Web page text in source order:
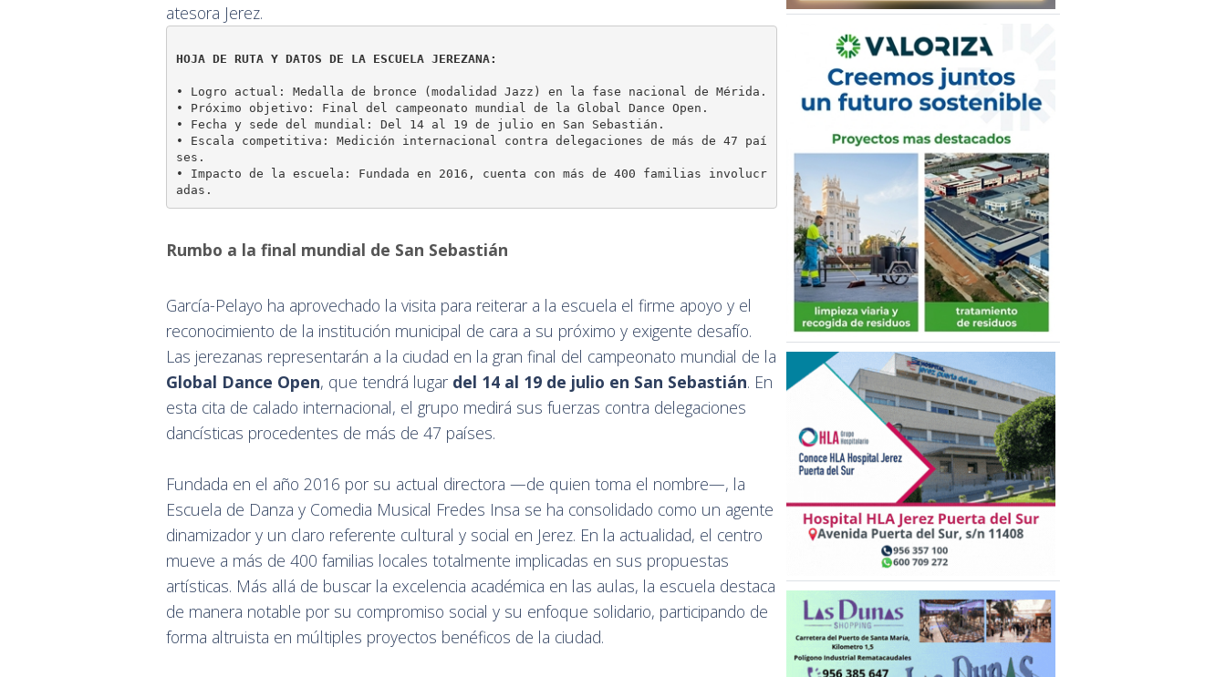
atesora Jerez.
HOJA DE RUTA Y DATOS DE LA ESCUELA JEREZANA:
• Logro actual: Medalla de bronce (modalidad Jazz) en la fase nacional de Mérida.
• Próximo objetivo: Final del campeonato mundial de la Global Dance Open.
• Fecha y sede del mundial: Del 14 al 19 de julio en San Sebastián.
• Escala competitiva: Medición internacional contra delegaciones de más de 47 paí
ses.
• Impacto de la escuela: Fundada en 2016, cuenta con más de 400 familias involucr
Rumbo a la final mundial de San Sebastián
García-Pelayo ha aprovechado la visita para reiterar a la escuela el firme apoyo y el
reconocimiento de la institución municipal de cara a su próximo y exigente desafío.
Las jerezanas representarán a la ciudad en la gran final del campeonato mundial de la
Global Dance Open, que tendrá lugar del 14 al 19 de julio en San Sebastián. En
esta cita de calado internacional, el grupo medirá sus fuerzas contra delegaciones
dancísticas procedentes de más de 47 países.
Fundada en el año 2016 por su actual directora —de quien toma el nombre—, la
Escuela de Danza y Comedia Musical Fredes Insa se ha consolidado como un agente
dinamizador y un claro referente cultural y social en Jerez. En la actualidad, el centro
mueve a más de 400 familias locales totalmente implicadas en sus propuestas
artísticas. Más allá de buscar la excelencia académica en las aulas, la escuela destaca
de manera notable por su compromiso social y su enfoque solidario, participando de
forma altruista en múltiples proyectos benéficos de la ciudad.